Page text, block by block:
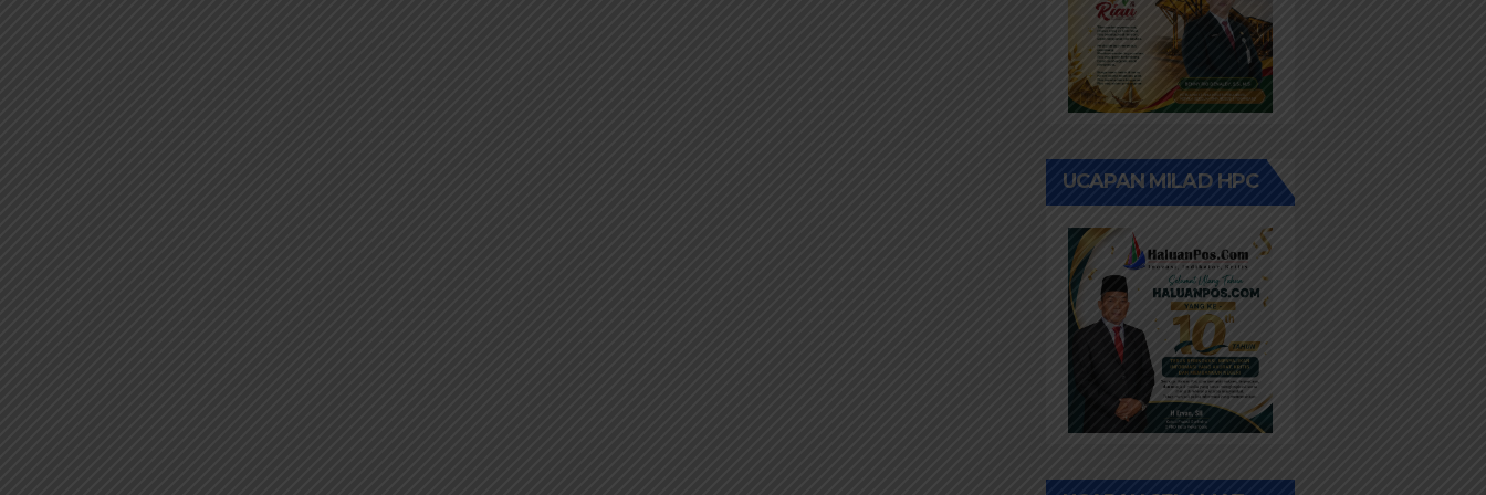
UCAPAN MILAD HPC